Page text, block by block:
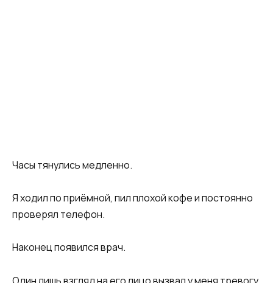
Часы тянулись медленно.
Я ходил по приёмной, пил плохой кофе и постоянно
проверял телефон.
Наконец появился врач.
Один лишь взгляд на его лицо вызвал у меня тревогу.